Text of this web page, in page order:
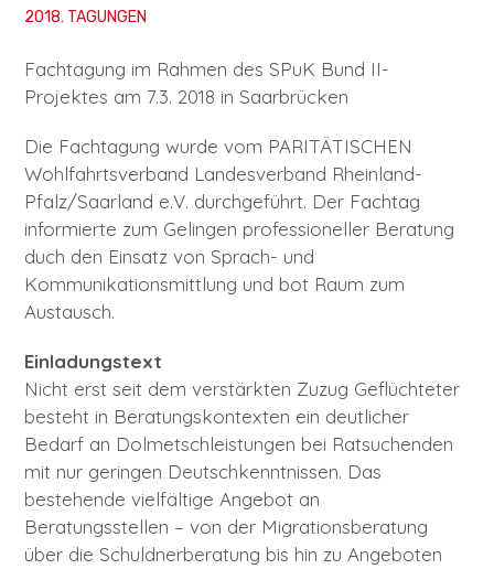
ÜBER UNS
SPRACHMITTLER*INNEN
Child-
Menü
TAGUNGEN
FORTBILDUNGSAGENTUR Child-
Menü
DISKURS & DIALOG
NIEDERSACHSEN“
2018, TAGUNGEN
Fachtagung im Rahmen des SPuK Bund II-
Projektes am 7.3. 2018 in Saarbrücken
Die Fachtagung wurde vom PARITÄTISCHEN
Wohlfahrtsverband Landesverband Rheinland-
Pfalz/Saarland e.V. durchgeführt. Der Fachtag
informierte zum Gelingen professioneller Beratung
duch den Einsatz von Sprach- und
Kommunikationsmittlung und bot Raum zum
Austausch.
Einladungstext
Nicht erst seit dem verstärkten Zuzug Geflüchteter
besteht in Beratungskontexten ein deutlicher
Bedarf an Dolmetschleistungen bei Ratsuchenden
mit nur geringen Deutschkenntnissen. Das
bestehende vielfältige Angebot an
Beratungsstellen – von der Migrationsberatung
über die Schuldnerberatung bis hin zu Angeboten